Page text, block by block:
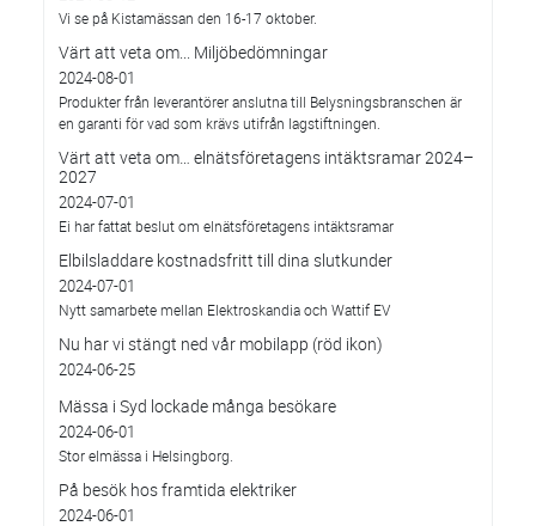
Vi se på Kistamässan den 16-17 oktober.
Värt att veta om... Miljöbedömningar
2024-08-01
Produkter från leverantörer anslutna till Belysningsbranschen är
en garanti för vad som krävs utifrån lagstiftningen.
Värt att veta om… elnätsföretagens intäktsramar 2024–
2027
2024-07-01
Ei har fattat beslut om elnätsföretagens intäktsramar
Elbilsladdare kostnadsfritt till dina slutkunder
2024-07-01
Nytt samarbete mellan Elektroskandia och Wattif EV
Nu har vi stängt ned vår mobilapp (röd ikon)
2024-06-25
Mässa i Syd lockade många besökare
2024-06-01
Stor elmässa i Helsingborg.
På besök hos framtida elektriker
2024-06-01